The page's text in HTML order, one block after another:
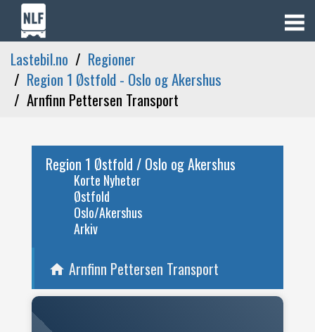
Lastebil.no
Regioner
Region 1 Østfold - Oslo og Akershus
Arnfinn Pettersen Transport
Region 1 Østfold / Oslo og Akershus
Korte Nyheter
Østfold
Oslo/Akershus
Arkiv
home Arnfinn Pettersen Transport